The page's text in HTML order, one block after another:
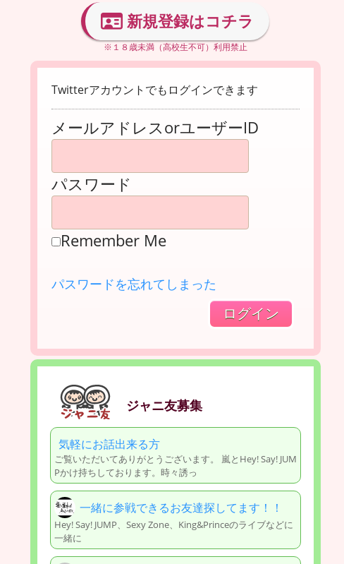
新規登録はコチラ
※１８歳未満（高校生不可）利用禁止
Twitterアカウントでもログインできます
メールアドレスorユーザーID
パスワード
Remember Me
パスワードを忘れてしまった
ジャニ友募集
気軽にお話出来る方
ご覧いただいてありがとうございます。 嵐とHey! Say! JUM
Pかけ持ちしております。時々誘っ
一緒に参戦できるお友達探してます！！
Hey! Say! JUMP、Sexy Zone、King&Princeのライブなどに
一緒に